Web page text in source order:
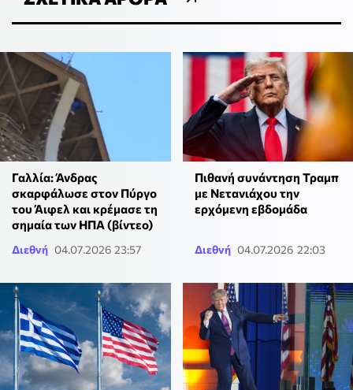
Γαλλία: Άνδρας
σκαρφάλωσε στον Πύργο
του Άιφελ και κρέμασε τη
σημαία των ΗΠΑ (βίντεο)
Διεθνή 04.07.2026 23:57
Πιθανή συνάντηση Τραμπ
με Νετανιάχου την
ερχόμενη εβδομάδα
Διεθνή 04.07.2026 22:03